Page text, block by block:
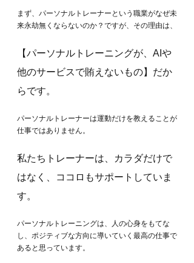
まず、パーソナルトレーナーという職業がなぜ未
来永劫無くならないのか？ですが、その理由は、
【パーソナルトレーニングが、AIや
他のサービスで賄えないもの】だか
らです。
パーソナルトレーナーは運動だけを教えることが
仕事ではありません。
私たちトレーナーは、カラダだけで
はなく、ココロもサポートしていま
す。
パーソナルトレーニングは、人の心身をもてな
し、ポジティブな方向に導いていく最高の仕事で
あると思っています。